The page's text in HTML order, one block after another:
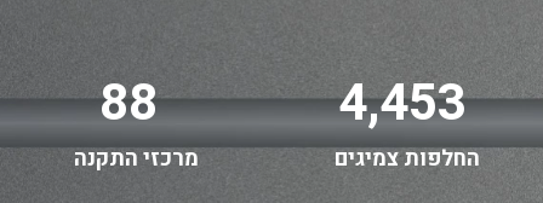
88
מרכזי התקנה
4,453
החלפות צמיגים